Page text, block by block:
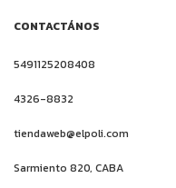
CONTACTÁNOS
5491125208408
4326-8832
tiendaweb@elpoli.com
Sarmiento 820, CABA